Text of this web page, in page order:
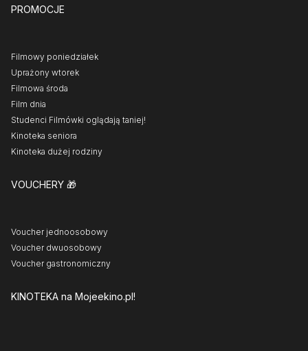
PROMOCJE
Filmowy poniedziałek
Uprażony wtorek
Filmowa środa
Film dnia
Studenci Filmówki oglądają taniej!
Kinoteka seniora
Kinoteka dużej rodziny
VOUCHERY 🎁
Voucher jednoosobowy
Voucher dwuosobowy
Voucher gastronomiczny
KINOTEKA na Mojeekino.pl!